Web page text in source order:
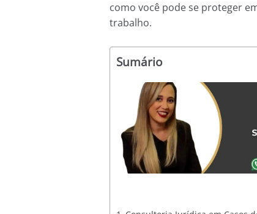
como você pode se proteger
trabalho.
Sumário